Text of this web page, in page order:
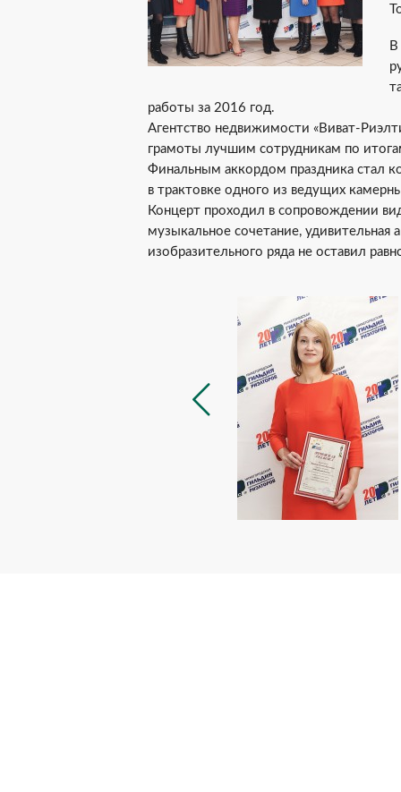
В
работы за 2016 год.
Агентство недвижимости «Виват-
грамоты лучшим сотрудникам по
Финальным аккордом праздника стал
в трактовке одного из ведущих
Концерт проходил в сопровождении
музыкальное сочетание, удивительная
изобразительного ряда не оставил